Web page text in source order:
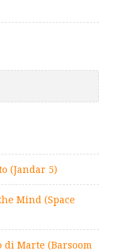
(Jandar 5)
Mind (Space
Marte (Barsoom